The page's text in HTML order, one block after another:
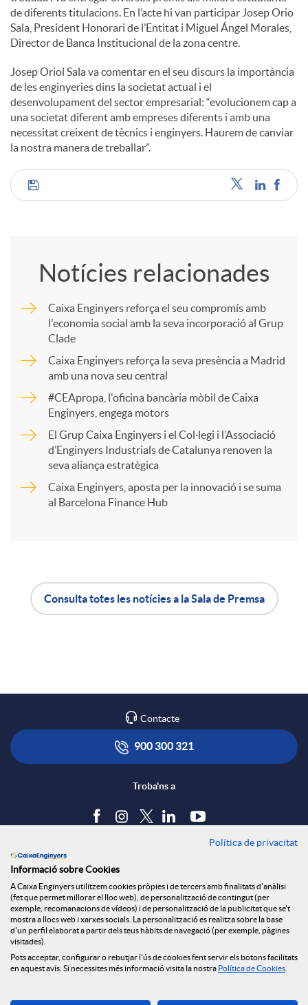
n
g
u
t
s
de diferents titulacions. En l’acte hi van participar Josep Orio
Sala, President Honorari de l’Entitat i Miguel Ángel Morales,
Director de Banca Institucional de la zona centre.
Josep Oriol Sala va comentar en el seu discurs la importància
de les enginyeries dins la societat actual i el
desenvolupament del sector empresarial: “evolucionem cap a
una societat diferent amb empreses diferents i amb una
necessitat creixent de tècnics i enginyers. Haurem de canviar
la nostra manera de treballar”.
C
r
a
r
e
s
S
o
c
Notícies relacionades
Caixa Enginyers reforça el seu compromís amb
l'economia social amb la seva incorporació al Grup
Clade
Caixa Enginyers reforça la seva presència a Madrid
amb una nova seu central
#CEApropa, l'oficina bancària mòbil de Caixa
Enginyers, engega motors
El Grup Caixa Enginyers i el Col·legi i l’Associació
d’Enginyers Industrials de Catalunya renoven la
seva aliança estratègica
Caixa Enginyers, aposta per la innovació i se suma
al Barcelona Finance Hub
i
c
i
o
ó
a
l
a
Consulta totes les notícies a la Sala de Premsa
Contacte
900 300 321
Troba'ns a
Política de cookies
Avís legal
Seguretat Online
Canal denúncies
Política de privacitat
Informació sobre Cookies
A Caixa Enginyers utilitzem cookies pròpies i de tercers amb finalitats d'anàlisi
(fet que permet millorar el lloc web), de personalització de contingut (per
exemple, recomanacions de vídeos) i de personalització de la publicitat que se't
mostra a llocs web i xarxes socials. La personalització es realitza sobre la base
d'un perfil elaborat a partir dels teus hàbits de navegació (per exemple, pàgines
visitades).
Pots acceptar, configurar o rebutjar l'ús de cookies fent servir els botons facilitats
en aquest avís. Si necessites més informació visita la nostra Política de Cookies